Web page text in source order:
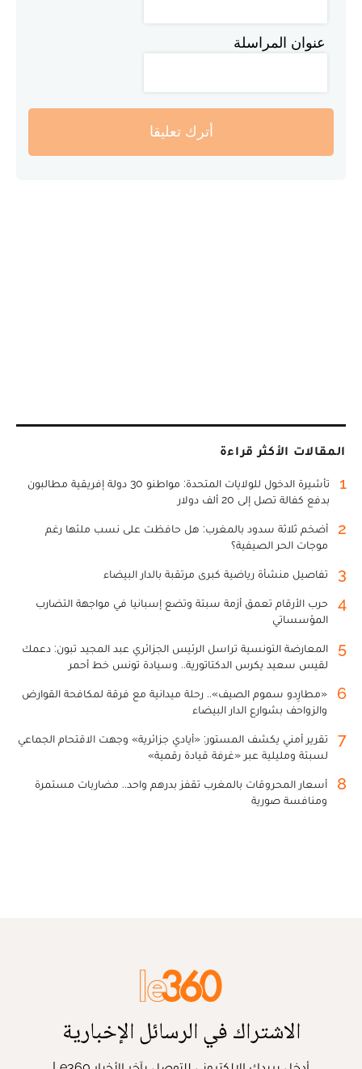
عنوان المراسلة
أترك تعليقا
المقالات الأكثر قراءة
1
تأشيرة الدخول للولايات المتحدة: مواطنو 30 دولة إفريقية مطالبون
بدفع كفالة تصل إلى 20 ألف دولار
2
أضخم ثلاثة سدود بالمغرب: هل حافظت على نسب ملئها رغم
موجات الحر الصيفية؟
3 تفاصيل منشأة رياضية كبرى مرتقبة بالدار البيضاء
4
حرب الأرقام تعمق أزمة سبتة وتضع إسبانيا في مواجهة التضارب
المؤسساتي
5
المعارضة التونسية تراسل الرئيس الجزائري عبد المجيد تبون: دعمك
لقيس سعيد يكرس الدكتاتورية.. وسيادة تونس خط أحمر
6
«مطارِدو سموم الصيف».. رحلة ميدانية مع فرقة لمكافحة القوارض
والزواحف بشوارع الدار البيضاء
7
تقرير أمني يكشف المستور: «أيادي جزائرية» وجهت الاقتحام الجماعي
لسبتة ومليلية عبر «غرفة قيادة رقمية»
8
أسعار المحروقات بالمغرب تقفز بدرهم واحد.. مضاربات مستمرة
ومنافسة صورية
الاشتراك في الرسائل الإخبارية